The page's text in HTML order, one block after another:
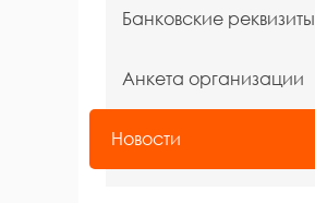
Банковские реквизиты
Анкета организации
Новости